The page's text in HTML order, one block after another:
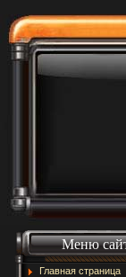
Меню
Главная страница